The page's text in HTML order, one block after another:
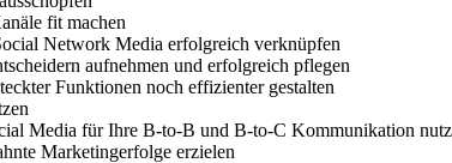
fit machen
Network Media erfolgreich verknüpfen
aufnehmen und erfolgreich pflegen
Funktionen noch effizienter gestalten
Media für Ihre B-to-B und B-to-C Kommunikation
Marketingerfolge erzielen